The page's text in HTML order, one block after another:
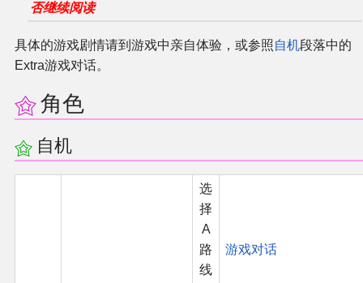
否继续阅读
具体的游戏剧情请到游戏中亲自体验，或参照 自机段落中的
Extra游戏对话。
角色
自机
选
择
A
路
线
游戏对话